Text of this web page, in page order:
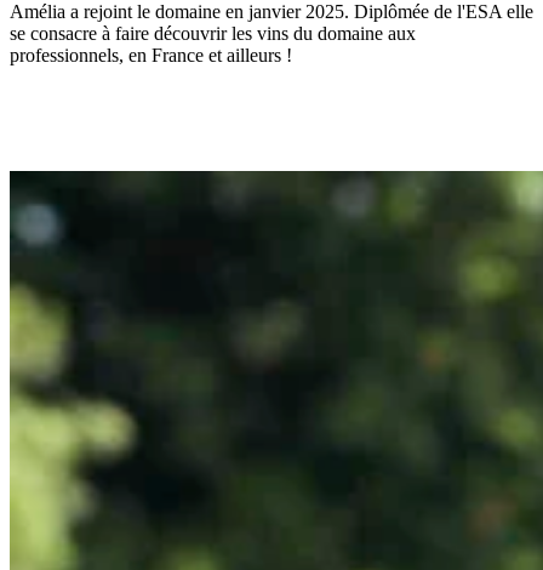
Amélia a rejoint le domaine en janvier 2025. Diplômée de l'ESA elle
se consacre à faire découvrir les vins du domaine aux
professionnels, en France et ailleurs !